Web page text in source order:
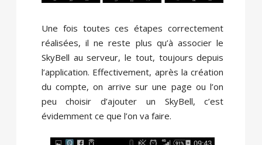
Une fois toutes ces étapes correctement
réalisées, il ne reste plus qu’à associer le
SkyBell au serveur, le tout, toujours depuis
l’application. Effectivement, après la création
du compte, on arrive sur une page ou l’on
peu choisir d’ajouter un SkyBell, c’est
évidemment ce que l’on va faire.